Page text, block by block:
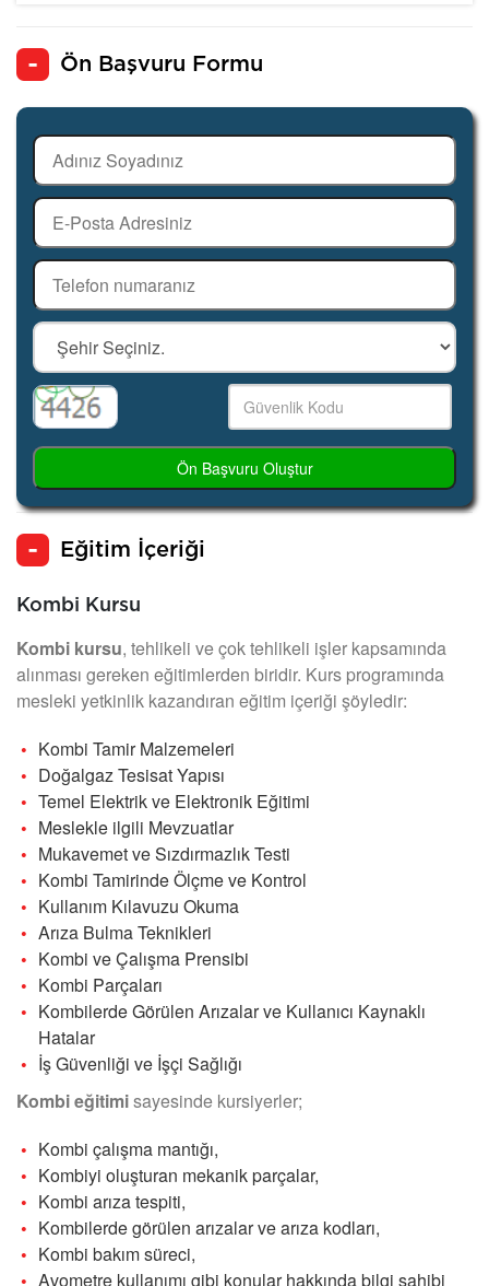
Ön Başvuru Formu
Ön Başvuru Oluştur
Eğitim İçeriği
Kombi Kursu
Kombi kursu, tehlikeli ve çok tehlikeli işler kapsamında
alınması gereken eğitimlerden biridir. Kurs programında
mesleki yetkinlik kazandıran eğitim içeriği şöyledir:
Kombi Tamir Malzemeleri
Doğalgaz Tesisat Yapısı
Temel Elektrik ve Elektronik Eğitimi
Meslekle ilgili Mevzuatlar
Mukavemet ve Sızdırmazlık Testi
Kombi Tamirinde Ölçme ve Kontrol
Kullanım Kılavuzu Okuma
Arıza Bulma Teknikleri
Kombi ve Çalışma Prensibi
Kombi Parçaları
Kombilerde Görülen Arızalar ve Kullanıcı Kaynaklı
Hatalar
İş Güvenliği ve İşçi Sağlığı
Kombi eğitimisayesinde kursiyerler;
Kombi çalışma mantığı,
Kombiyi oluşturan mekanik parçalar,
Kombi arıza tespiti,
Kombilerde görülen arızalar ve arıza kodları,
Kombi bakım süreci,
Avometre kullanımı gibi konular hakkında bilgi sahibi